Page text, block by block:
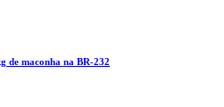
de maconha na BR-232